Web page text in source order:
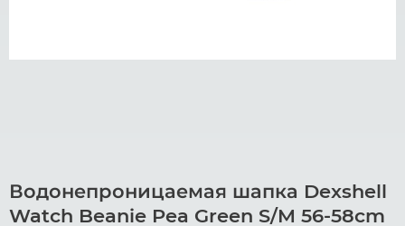
Водонепроницаемая шапка Dexshell
Watch Beanie Pea Green S/M 56-58cm